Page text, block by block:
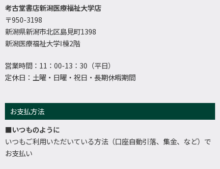
考古堂書店新潟医療福祉大学店
〒950-3198
新潟県新潟市北区島見町1398
新潟医療福祉大学I棟2階
営業時間：11：00-13：30（平日）
定休日：土曜・日曜・祝日・長期休暇期間
お支払方法
■いつものように
いつもご利用いただいている方法（口座自動引落、集金、など）で
お支払い